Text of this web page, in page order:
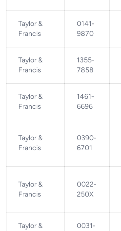
Taylor &
Francis
0141-
9870
Taylor &
Francis
1355-
7858
Taylor &
Francis
1461-
6696
Taylor &
Francis
0390-
6701
Taylor &
Francis
0022-
250X
Taylor &
0031-